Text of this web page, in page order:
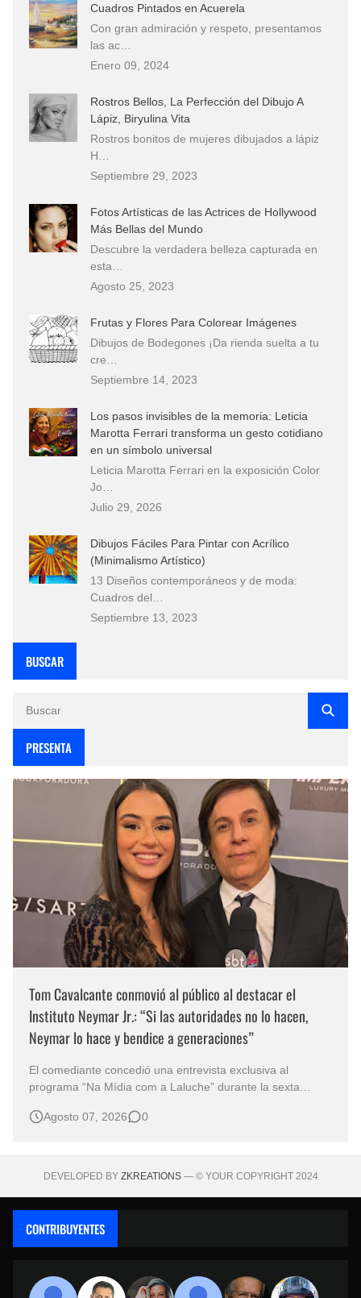
Cuadros Pintados en Acuerela
Con gran admiración y respeto, presentamos
las ac…
Enero 09, 2024
Rostros Bellos, La Perfección del Dibujo A
Lápiz, Biryulina Vita
Rostros bonitos de mujeres dibujados a lápiz
H…
Septiembre 29, 2023
Fotos Artísticas de las Actrices de Hollywood
Más Bellas del Mundo
Descubre la verdadera belleza capturada en
esta…
Agosto 25, 2023
Frutas y Flores Para Colorear Imágenes
Dibujos de Bodegones ¡Da rienda suelta a tu
cre…
Septiembre 14, 2023
Los pasos invisibles de la memoria: Leticia
Marotta Ferrari transforma un gesto cotidiano
en un símbolo universal
Leticia Marotta Ferrari en la exposición Color
Jo…
Julio 29, 2026
Dibujos Fáciles Para Pintar con Acrílico
(Minimalismo Artístico)
13 Diseños contemporáneos y de moda:
Cuadros del…
Septiembre 13, 2023
BUSCAR
PRESENTA
Tom Cavalcante conmovió al público al destacar el
Instituto Neymar Jr.: “Si las autoridades no lo hacen,
Neymar lo hace y bendice a generaciones”
El comediante concedió una entrevista exclusiva al
programa “Na Mídia com a Laluche” durante la sexta
eventos benéficos más importantes de Brasil. En medio del
Agosto 07, 2026 0
DEVELOPED BY ZKREATIONS— © YOUR COPYRIGHT 2024
CONTRIBUYENTES